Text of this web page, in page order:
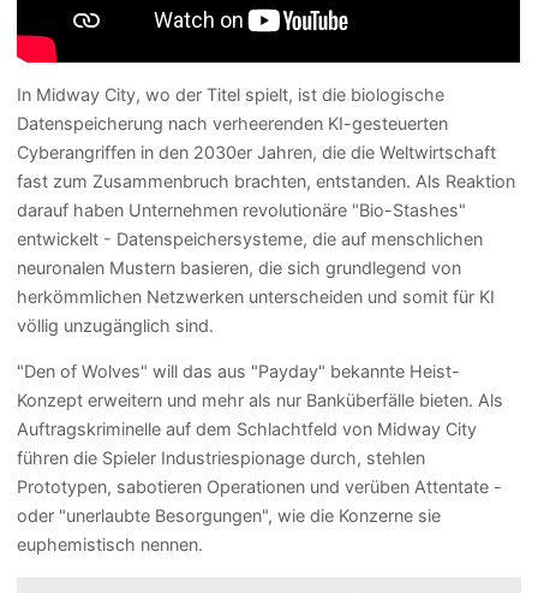
In Midway City, wo der Titel spielt, ist die biologische
Datenspeicherung nach verheerenden KI-gesteuerten
Cyberangriffen in den 2030er Jahren, die die Weltwirtschaft
fast zum Zusammenbruch brachten, entstanden. Als Reaktion
darauf haben Unternehmen revolutionäre "Bio-Stashes"
entwickelt - Datenspeichersysteme, die auf menschlichen
neuronalen Mustern basieren, die sich grundlegend von
herkömmlichen Netzwerken unterscheiden und somit für KI
völlig unzugänglich sind.
"Den of Wolves" will das aus "Payday" bekannte Heist-
Konzept erweitern und mehr als nur Banküberfälle bieten. Als
Auftragskriminelle auf dem Schlachtfeld von Midway City
führen die Spieler Industriespionage durch, stehlen
Prototypen, sabotieren Operationen und verüben Attentate -
oder "unerlaubte Besorgungen", wie die Konzerne sie
euphemistisch nennen.